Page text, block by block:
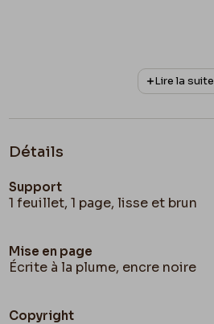
Lire la suite
Détails
Support
1 feuillet, 1 page, lisse et brun
Mise en page
Écrite à la plume, encre noire
Copyright